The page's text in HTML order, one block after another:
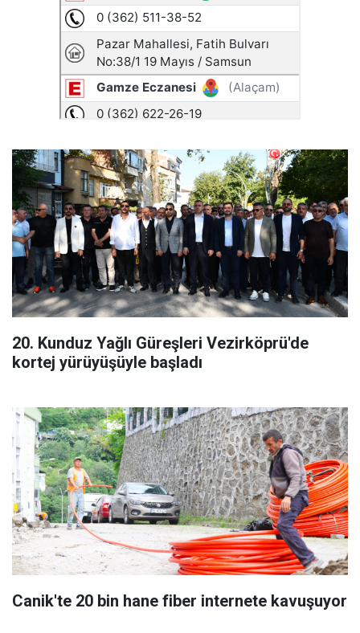
20. Kunduz Yağlı Güreşleri Vezirköprü'de
kortej yürüyüşüyle başladı
Canik'te 20 bin hane fiber internete kavuşuyor